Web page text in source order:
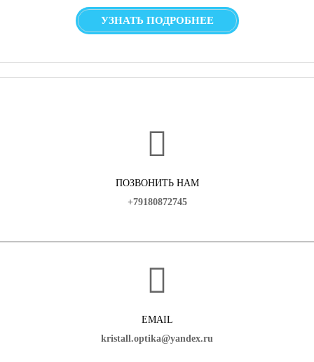
УЗНАТЬ ПОДРОБНЕЕ
ПОЗВОНИТЬ НАМ
+79180872745
EMAIL
kristall.optika@yandex.ru